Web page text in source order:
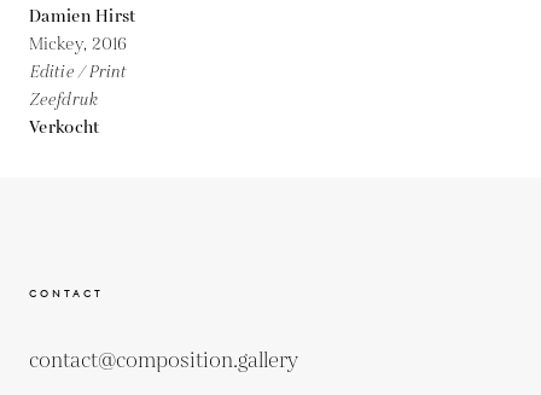
Damien Hirst
Mickey, 2016
Editie / Print
Zeefdruk
Verkocht
CONTACT
contact@composition.gallery